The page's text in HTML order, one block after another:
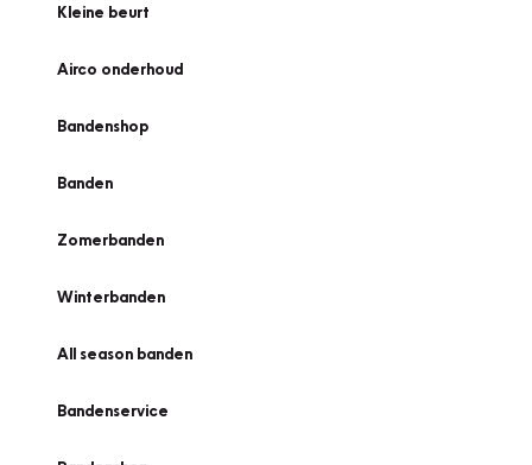
Kleine beurt
Airco onderhoud
Bandenshop
Banden
Zomerbanden
Winterbanden
All season banden
Bandenservice